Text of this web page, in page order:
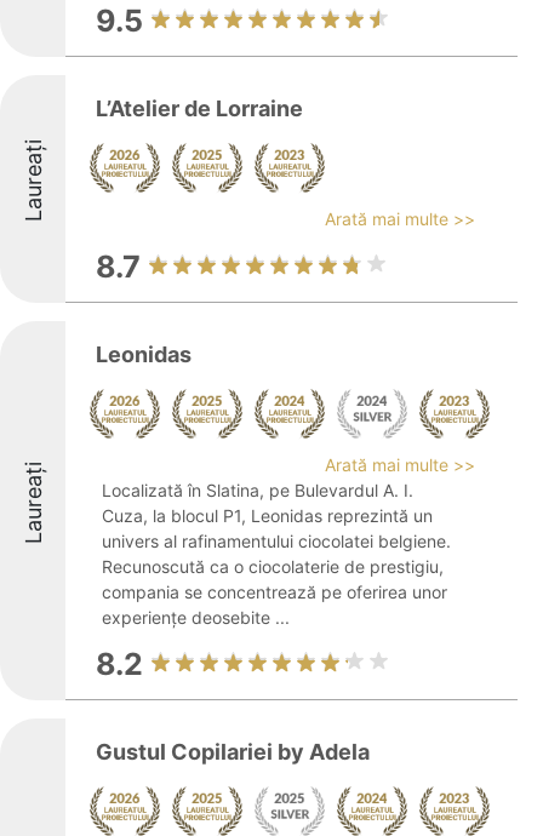
9.5
Laureați
L’Atelier de Lorraine
Arată mai multe >>
8.7
Laureați
Leonidas
Arată mai multe >>
Localizată în Slatina, pe Bulevardul A. I.
Cuza, la blocul P1, Leonidas reprezintă un
univers al rafinamentului ciocolatei belgiene.
Recunoscută ca o ciocolaterie de prestigiu,
compania se concentrează pe oferirea unor
experiențe deosebite ...
8.2
Gustul Copilariei by Adela